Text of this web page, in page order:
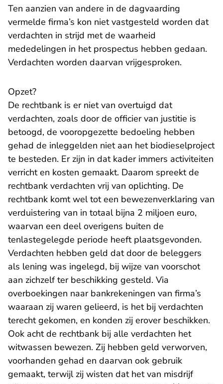
Ten aanzien van andere in de dagvaarding
vermelde firma’s kon niet vastgesteld worden dat
verdachten in strijd met de waarheid
mededelingen in het prospectus hebben gedaan.
Verdachten worden daarvan vrijgesproken.
Opzet?
De rechtbank is er niet van overtuigd dat
verdachten, zoals door de officier van justitie is
betoogd, de vooropgezette bedoeling hebben
gehad de inleggelden niet aan het biodieselproject
te besteden. Er zijn in dat kader immers activiteiten
verricht en kosten gemaakt. Daarom spreekt de
rechtbank verdachten vrij van oplichting. De
rechtbank komt wel tot een bewezenverklaring van
verduistering van in totaal bijna 2 miljoen euro,
waarvan een deel overigens buiten de
tenlastegelegde periode heeft plaatsgevonden.
Verdachten hebben geld dat door de beleggers
als lening was ingelegd, bij wijze van voorschot
aan zichzelf ter beschikking gesteld. Via
overboekingen naar bankrekeningen van firma’s
waaraan zij waren gelieerd, is het bij verdachten
terecht gekomen, en konden zij erover beschikken.
Ook acht de rechtbank bij alle verdachten het
witwassen bewezen. Zij hebben geld verworven,
voorhanden gehad en daarvan ook gebruik
gemaakt, terwijl zij wisten dat het van misdrijf